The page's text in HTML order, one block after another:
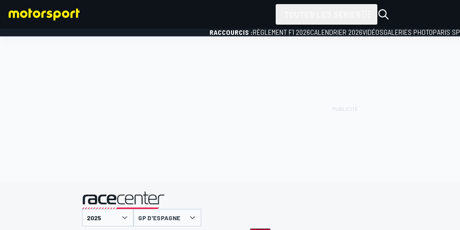
RACCOURCIS :RÈGLEMENT F1 2026CALENDRIER 2026VIDÉOSGALERIES PHOTOPARIS
présenté par
GP D'ESPAGNE